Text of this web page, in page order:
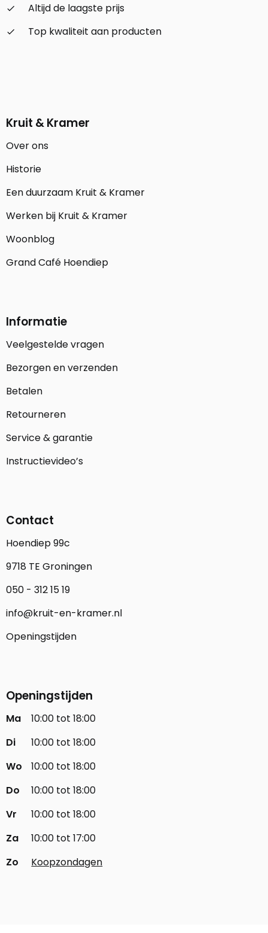
check_small
Altijd de laagste prijs
check_small
Top kwaliteit aan producten
Kruit & Kramer
Over ons
Historie
Een duurzaam Kruit & Kramer
Werken bij Kruit & Kramer
Woonblog
Grand Café Hoendiep
Informatie
Veelgestelde vragen
Bezorgen en verzenden
Betalen
Retourneren
Service & garantie
Instructievideo’s
Contact
Hoendiep 99c
9718 TE Groningen
050 - 312 15 19
info@kruit-en-kramer.nl
Openingstijden
Openingstijden
Ma
10:00 tot 18:00
Di
10:00 tot 18:00
Wo
10:00 tot 18:00
Do
10:00 tot 18:00
Vr
10:00 tot 18:00
Za
10:00 tot 17:00
Zo
Koopzondagen